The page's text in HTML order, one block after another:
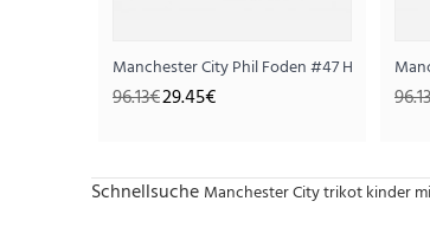
Manchester City Phil Foden #47
96.13€29.45€
Schnellsuche Manchester City trikot kinder